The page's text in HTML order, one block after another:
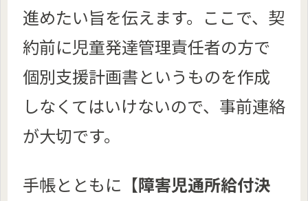
進めたい旨を伝えます。ここで、契
約前に児童発達管理責任者の方で
個別支援計画書というものを作成
しなくてはいけないので、事前連絡
が大切です。
手帳とともに【障害児通所給付決